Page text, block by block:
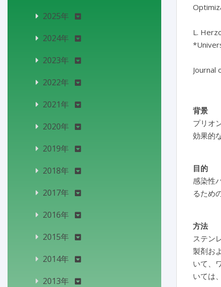
L.
背景
プリオ
効果的
目的
感染性
るため
方法
ステン
製剤お
いて、
いては
2025年
2024年
2023年
2022年
2021年
2020年
2019年
2018年
2017年
2016年
2015年
2014年
2013年